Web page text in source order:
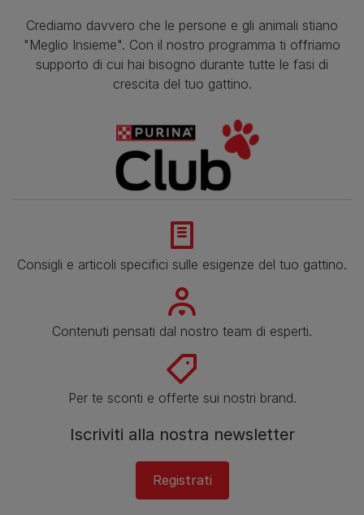
Crediamo davvero che le persone e gli animali stiano
"Meglio Insieme". Con il nostro programma ti offriamo
supporto di cui hai bisogno durante tutte le fasi di
crescita del tuo gattino.
Consigli e articoli specifici sulle esigenze del tuo gattino.
Contenuti pensati dal nostro team di esperti.
Per te sconti e offerte sui nostri brand.
Iscriviti alla nostra newsletter
Registrati